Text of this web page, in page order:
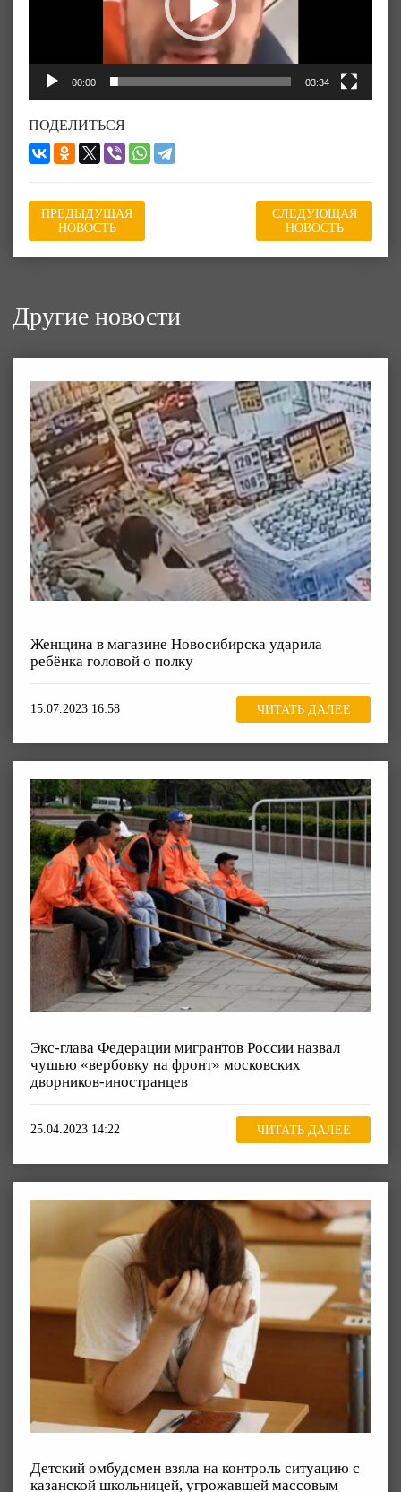
00:00 03:34
ПОДЕЛИТЬСЯ
ПРЕДЫДУЩАЯ
НОВОСТЬ
СЛЕДУЮЩАЯ
НОВОСТЬ
Другие новости
Женщина в магазине Новосибирска ударила
ребёнка головой о полку
15.07.2023 16:58 ЧИТАТЬ ДАЛЕЕ
Экс-глава Федерации мигрантов России назвал
чушью «вербовку на фронт» московских
дворников-иностранцев
25.04.2023 14:22 ЧИТАТЬ ДАЛЕЕ
Детский омбудсмен взяла на контроль ситуацию с
казанской школьницей, угрожавшей массовым